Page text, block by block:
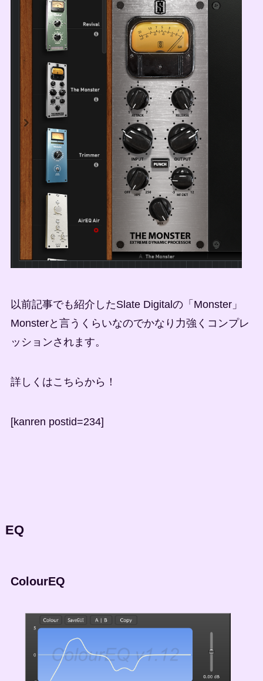
以前記事でも紹介したSlate Digitalの「Monster」
Monsterと言うくらいなのでかなり力強くコンプレ
ッションされます。
詳しくはこちらから！
[kanren postid=234]
EQ
ColourEQ